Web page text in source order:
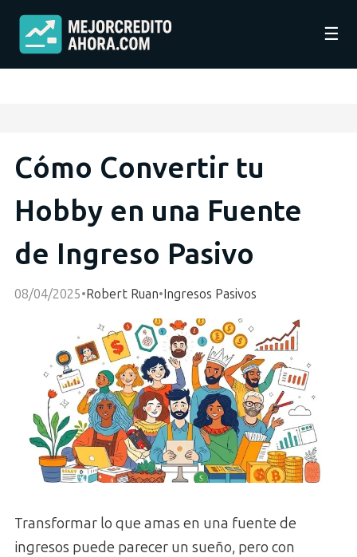
☰
Cómo Convertir tu
Hobby en una Fuente
de Ingreso Pasivo
08/04/2025•Robert Ruan•Ingresos Pasivos
Transformar lo que amas en una fuente de
ingresos puede parecer un sueño, pero con